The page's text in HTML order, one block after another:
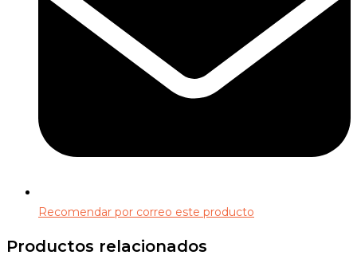
Recomendar por correo este producto
Productos relacionados